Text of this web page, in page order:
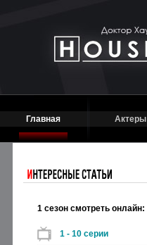
Главная Актеры
1 сезон смотреть онлайн:
1 - 10 серии